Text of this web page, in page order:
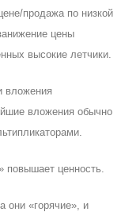
продажа по низкой
цены
высокие летчики.
вложения
вложения обычно
повышает ценность.
они «горячие», и